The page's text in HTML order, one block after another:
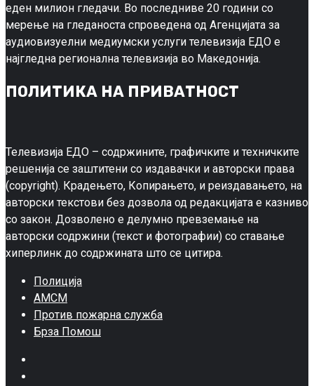
еден милион гледачи. Во последниве 20 години со
мерење на гледаноста спроведена од Агенцијата за
аудиовизуелни медиумски услуги телевизија ЕДО е
најгледна регионална телевизија во Македонија.
ПОЛИТИКА НА ПРИВАТНОСТ
Телевизија ЕДО – содржините, графичките и техничките
решенија се заштитени со издавачки и авторски права
(copyright). Крадењето, Копирањето, и реиздавањето, на
авторски текстови без дозвола од редакцијата е казниво
со закон. Дозволено е делумно превземање на
авторски содржини (текст и фотографии) со ставање
хиперлинк до содржината што се цитира.
Полиција
АМСМ
Против пожарна служба
Брза Помош